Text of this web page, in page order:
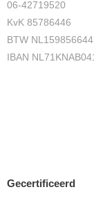
06-42719520
KvK 85786446
BTW
IBAN
Gecertificeerd